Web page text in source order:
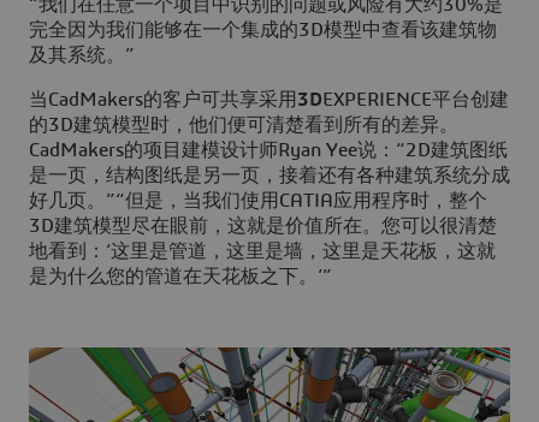
“我们在任意一个项目中识别的问题或风险有大约30%是
完全因为我们能够在一个集成的3D模型中查看该建筑物
及其系统。”
当CadMakers的客户可共享采用 3DEXPERIENCE平台创建
的3D建筑模型时，他们便可清楚看到所有的差异。
CadMakers的项目建模设计师Ryan Yee说：“2D建筑图纸
是一页，结构图纸是另一页，接着还有各种建筑系统分成
好几页。”“但是，当我们使用CATIA应用程序时，整个
3D建筑模型尽在眼前，这就是价值所在。您可以很清楚
地看到：‘这里是管道，这里是墙，这里是天花板，这就
是为什么您的管道在天花板之下。’”